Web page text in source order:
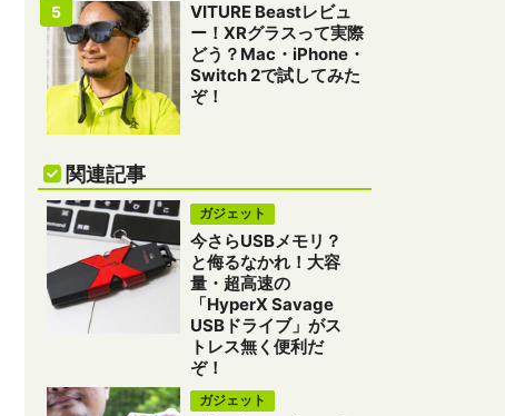
VITURE Beastレビュ
ー！XRグラスって実際
どう？Mac・iPhone・
Switch 2で試してみた
ぞ！
関連記事
ガジェット
今さらUSBメモリ？
と侮るなかれ！大容
量・超高速の
「HyperX Savage
USBドライブ」がス
トレス無く便利だ
ぞ！
ガジェット